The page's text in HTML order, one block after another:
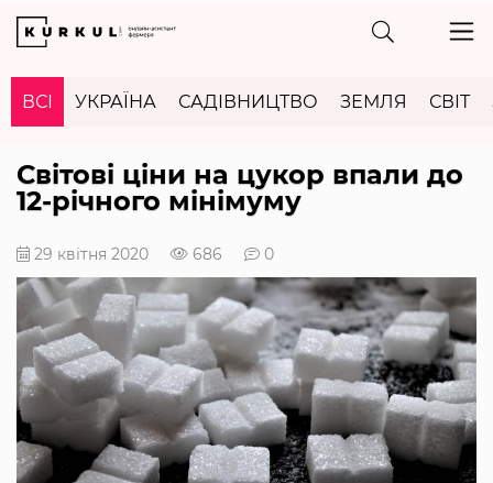
ВСІ УКРАЇНА САДІВНИЦТВО ЗЕМЛЯ СВІТ
Світові ціни на цукор впали до
12-річного мінімуму
29 квітня 2020 686 0